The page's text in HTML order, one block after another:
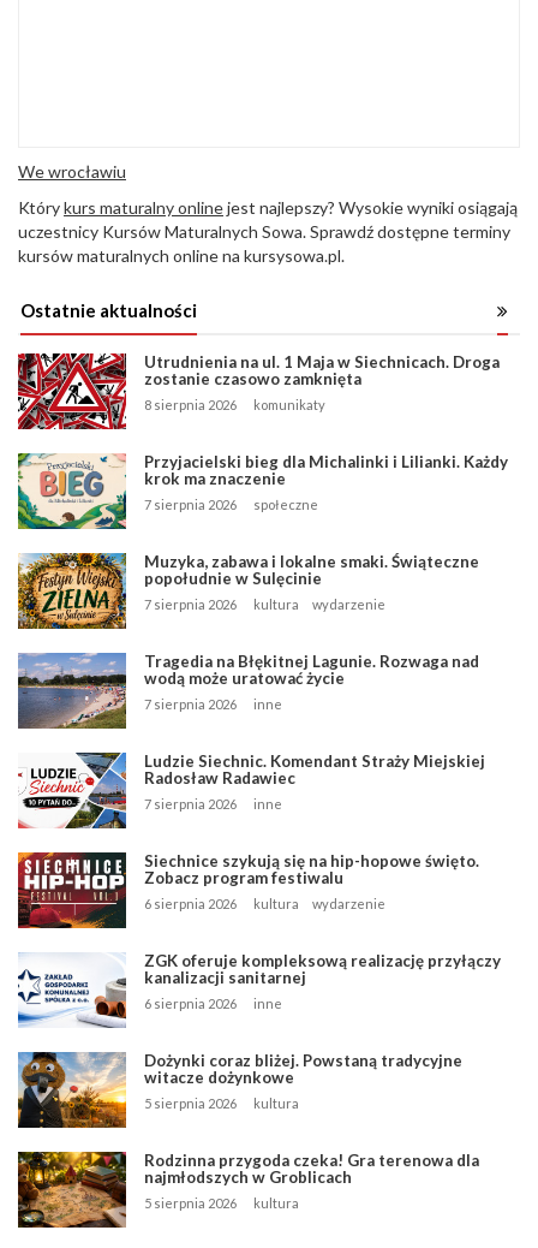
We wrocławiu
Którykurs maturalny onlinejest najlepszy? Wysokie wyniki osiągają
uczestnicy Kursów Maturalnych Sowa. Sprawdź dostępne terminy
kursów maturalnych online na kursysowa.pl.
Ostatnie aktualności
Utrudnienia na ul. 1 Maja w Siechnicach. Droga
zostanie czasowo zamknięta
8 sierpnia 2026 komunikaty
Przyjacielski bieg dla Michalinki i Lilianki. Każdy
krok ma znaczenie
7 sierpnia 2026 społeczne
Muzyka, zabawa i lokalne smaki. Świąteczne
popołudnie w Sulęcinie
7 sierpnia 2026 kultura wydarzenie
Tragedia na Błękitnej Lagunie. Rozwaga nad
wodą może uratować życie
7 sierpnia 2026 inne
Ludzie Siechnic. Komendant Straży Miejskiej
Radosław Radawiec
7 sierpnia 2026 inne
Siechnice szykują się na hip-hopowe święto.
Zobacz program festiwalu
6 sierpnia 2026 kultura wydarzenie
ZGK oferuje kompleksową realizację przyłączy
kanalizacji sanitarnej
6 sierpnia 2026 inne
Dożynki coraz bliżej. Powstaną tradycyjne
witacze dożynkowe
5 sierpnia 2026 kultura
Rodzinna przygoda czeka! Gra terenowa dla
najmłodszych w Groblicach
5 sierpnia 2026 kultura